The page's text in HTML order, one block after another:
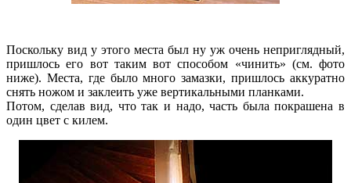
Поскольку вид у этого места был ну уж очень неприглядный,
пришлось его вот таким вот способом «чинить» (см. фото
ниже). Места, где было много замазки, пришлось аккуратно
снять ножом и заклеить уже вертикальными планками.
Потом, сделав вид, что так и надо, часть была покрашена в
один цвет с килем.